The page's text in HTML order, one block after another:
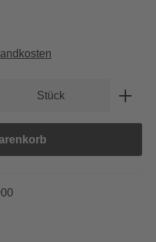
gewünschten
Stück